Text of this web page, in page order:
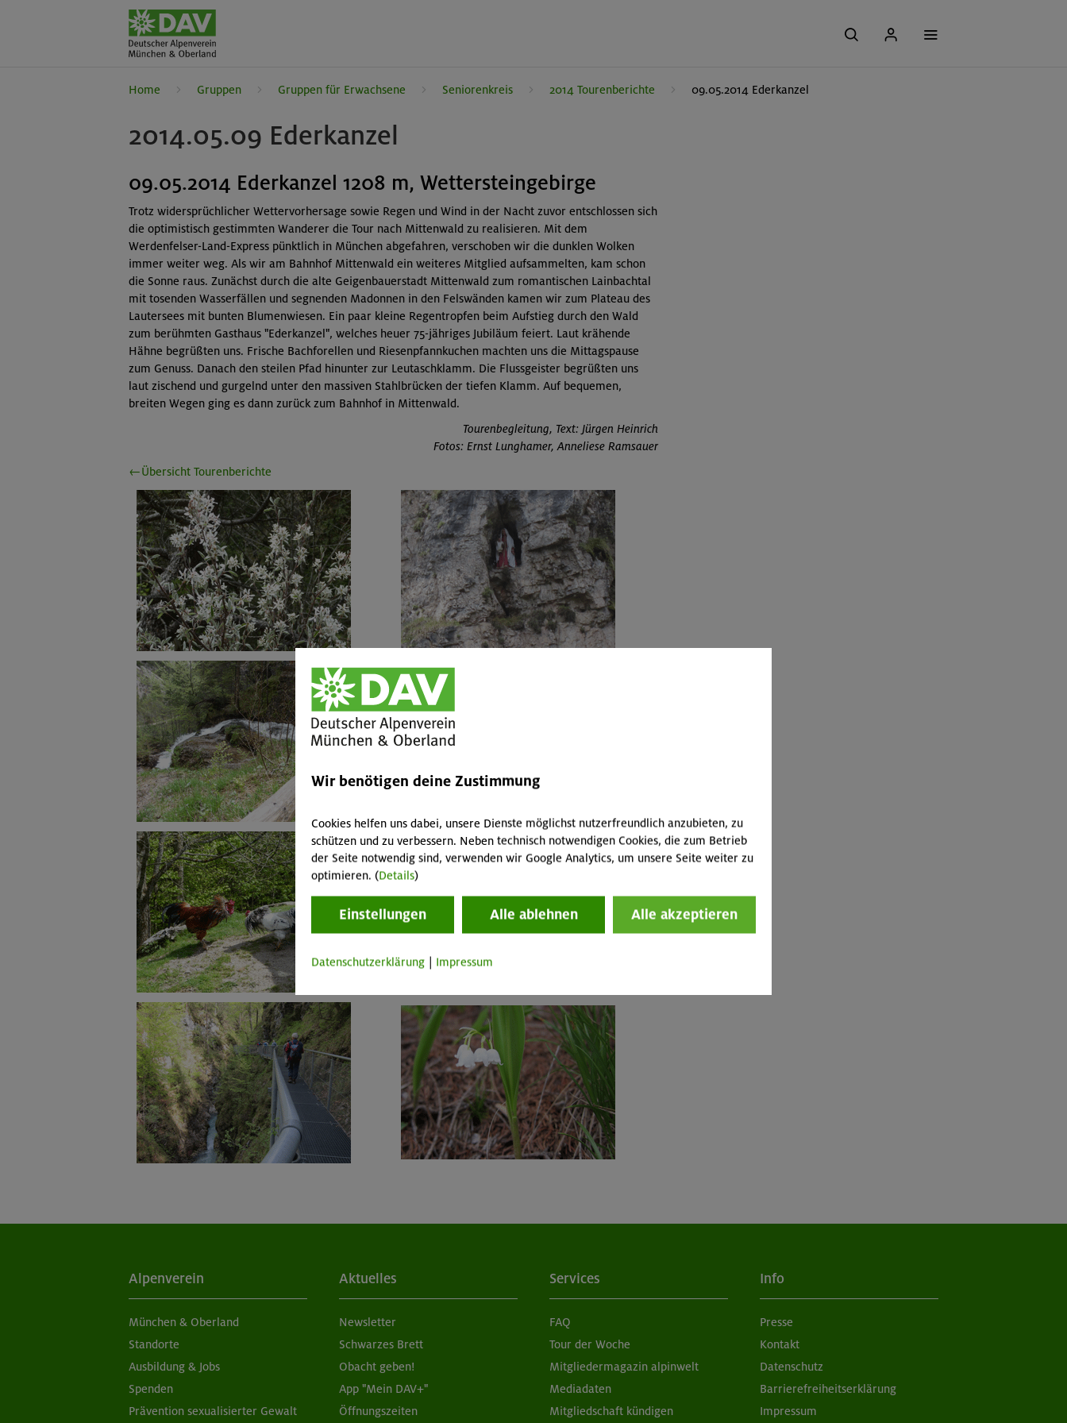
Home Gruppen Gruppen für Erwachsene Seniorenkreis 2014 Tourenberichte 09.05.2014 Ederkanzel
2014.05.09 Ederkanzel
09.05.2014 Ederkanzel 1208 m, Wettersteingebirge
Trotz widersprüchlicher Wettervorhersage sowie Regen und Wind in der Nacht zuvor entschlossen sich
die optimistisch gestimmten Wanderer die Tour nach Mittenwald zu realisieren. Mit dem
Werdenfelser-Land-Express pünktlich in München abgefahren, verschoben wir die dunklen Wolken
immer weiter weg. Als wir am Bahnhof Mittenwald ein weiteres Mitglied aufsammelten, kam schon
die Sonne raus. Zunächst durch die alte Geigenbauerstadt Mittenwald zum romantischen Lainbachtal
mit tosenden Wasserfällen und segnenden Madonnen in den Felswänden kamen wir zum Plateau des
Lautersees mit bunten Blumenwiesen. Ein paar kleine Regentropfen beim Aufstieg durch den Wald
zum berühmten Gasthaus "Ederkanzel", welches heuer 75-jähriges Jubiläum feiert. Laut krähende
Hähne begrüßten uns. Frische Bachforellen und Riesenpfannkuchen machten uns die Mittagspause
zum Genuss. Danach den steilen Pfad hinunter zur Leutaschklamm. Die Flussgeister begrüßten uns
laut zischend und gurgelnd unter den massiven Stahlbrücken der tiefen Klamm. Auf bequemen,
breiten Wegen ging es dann zurück zum Bahnhof in Mittenwald.
Tourenbegleitung, Text: Jürgen Heinrich
Fotos: Ernst Lunghamer, Anneliese Ramsauer
←Übersicht Tourenberichte
Alpenverein
München & Oberland
Standorte
Ausbildung & Jobs
Spenden
Prävention sexualisierter Gewalt
Aktuelles
Newsletter
Schwarzes Brett
Obacht geben!
App "Mein DAV+"
Öffnungszeiten
Services
FAQ
Tour der Woche
Mitgliedermagazin alpinwelt
Mediadaten
Mitgliedschaft kündigen
Info
Presse
Kontakt
Datenschutz
Barrierefreiheitserklärung
Impressum
Wir benötigen deine Zustimmung
Cookies helfen uns dabei, unsere Dienste möglichst nutzerfreundlich anzubieten, zu
schützen und zu verbessern. Neben technisch notwendigen Cookies, die zum Betrieb
der Seite notwendig sind, verwenden wir Google Analytics, um unsere Seite weiter zu
optimieren. (Details)
Einstellungen Alle ablehnen Alle akzeptieren
Datenschutzerklärung Impressum